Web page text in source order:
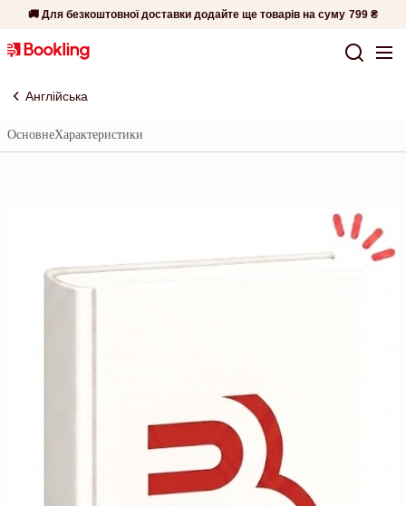
🚚 Для безкоштовної доставки додайте ще товарів на суму 799 ₴
Англійська
ОсновнеХарактеристики